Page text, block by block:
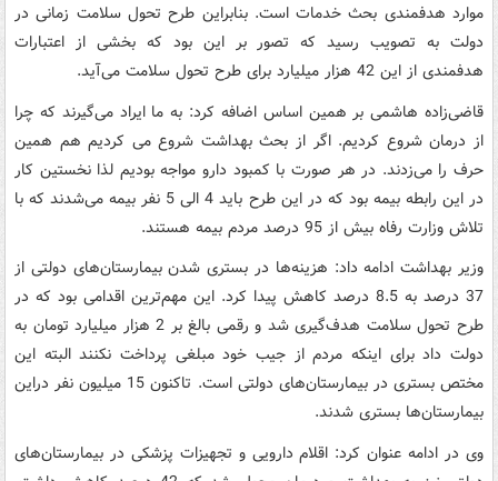
موارد هدفمندی بحث خدمات است. بنابراین طرح تحول سلامت زمانی در
دولت به تصویب رسید که تصور بر این بود که بخشی از اعتبارات
هدفمندی از این 42 هزار میلیارد برای طرح تحول سلامت می‌آید.
قاضی‌زاده هاشمی بر همین اساس اضافه کرد: به ما ایراد می‌گیرند که چرا
از درمان شروع کردیم. اگر از بحث بهداشت شروع می‌ کردیم هم همین
حرف را می‌زدند. در هر صورت با کمبود دارو مواجه بودیم لذا نخستین کار
در این رابطه بیمه بود که در این طرح باید 4 الی 5 نفر بیمه می‌شدند که با
تلاش وزارت رفاه بیش از 95 درصد مردم بیمه هستند.
وزیر بهداشت ادامه داد: هزینه‌ها در بستری شدن بیمارستان‌های دولتی از
37 درصد به 8.5 درصد کاهش پیدا کرد. این مهم‌ترین اقدامی بود که در
طرح تحول سلامت هدف‌گیری شد و رقمی بالغ بر 2 هزار میلیارد تومان به
دولت داد برای اینکه مردم از جیب خود مبلغی پرداخت نکنند البته این
مختص بستری در بیمارستان‌های دولتی است. تاکنون 15 میلیون نفر دراین
بیمارستان‌ها بستری شدند.
وی در ادامه عنوان کرد: اقلام دارویی و تجهیزات پزشکی در بیمارستان‌های